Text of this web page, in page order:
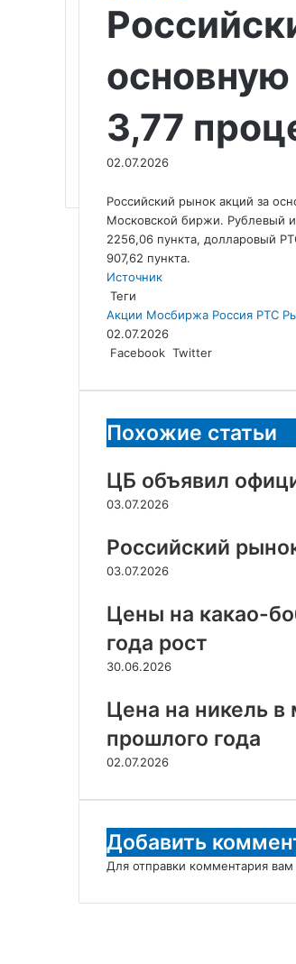
3,77
02.07.2026
Российский рынок акций за
Московской биржи. Рублевый
2256,06 пункта, долларовый
907,62 пункта.
Источник
Теги
Акции Мосбиржа Россия РТС
02.07.2026
Facebook Twitter
Похожие статьи
ЦБ объявил
03.07.2026
Российский
03.07.2026
Цены на какао-
года рост
30.06.2026
Цена на никель
прошлого года
02.07.2026
Добавить
Для отправки комментария